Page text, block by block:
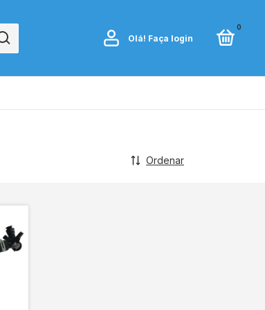
Olá! Faça login
0
Ordenar